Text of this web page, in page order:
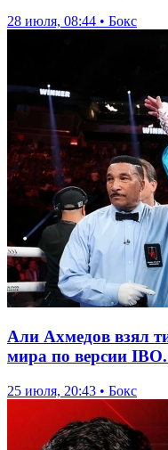
28 июля, 08:44 • Бокс
Али Ахмедов взял
мира по версии
25 июля, 20:43 • Бокс